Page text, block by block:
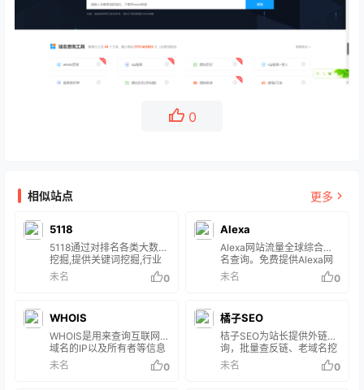
0
相似站点 更多
5118
5118通过对排名各类大数据
挖掘,提供关键词挖掘,行业
词库,站群权重监控,关键词
排名监控,指数词,流量词挖
未名 0
Alexa
Alexa网站流量全球综合排
名查询。免费提供Alexa网
站流量排名官方数据查询，
中文网站排行榜，官方网站
询，网站浏览量查询，网站
排名变化趋势数据每日更
新。
未名 0
WHOIS
WHOIS是用来查询互联网中
域名的IP以及所有者等信息
的传输协议。早期的WHOIS
查询多以命令行接口存在，
未名 0
橘子SEO
桔子SEO为站长提供外链查
询，批量查反链、老域名挖
掘、网站建站历史快照记
录、网站标题和内容关键字
未名 0